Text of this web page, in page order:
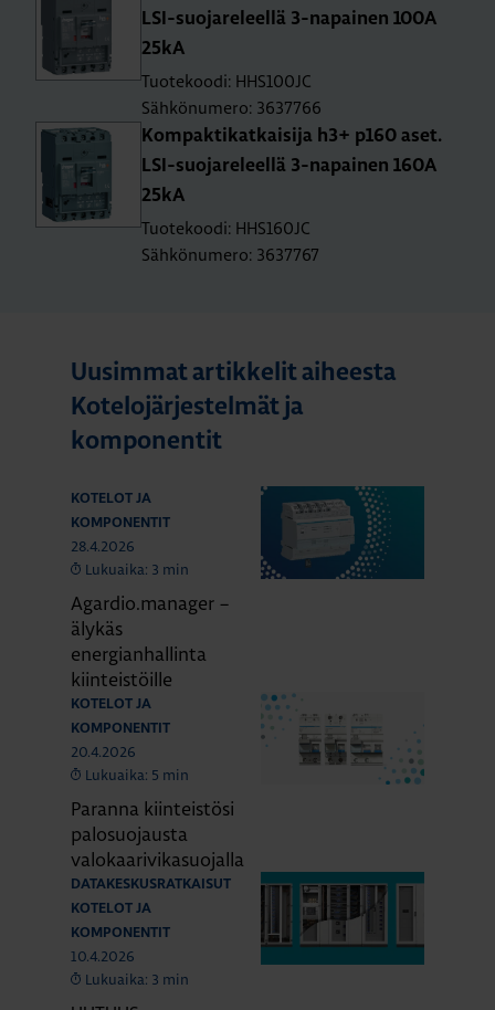
LSI-suo­ja­re­leel­lä 3-na­pai­nen 100A
25kA
Tuotekoodi: HHS100JC
Sähkönumero: 3637766
Kom­pak­ti­kat­kai­si­ja h3+ p160 aset.
LSI-suo­ja­re­leel­lä 3-na­pai­nen 160A
25kA
Tuotekoodi: HHS160JC
Sähkönumero: 3637767
Uusimmat artikkelit aiheesta
Kotelojärjestelmät ja
komponentit
KOTELOT JA
KOMPONENTIT
28.4.2026
Lukuaika: 3 min
Agardio.manager –
älykäs
energianhallinta
kiinteistöille
KOTELOT JA
KOMPONENTIT
20.4.2026
Lukuaika: 5 min
Paranna kiinteistösi
palosuojausta
valokaarivikasuojalla
DATAKESKUSRATKAISUT
KOTELOT JA
KOMPONENTIT
10.4.2026
Lukuaika: 3 min